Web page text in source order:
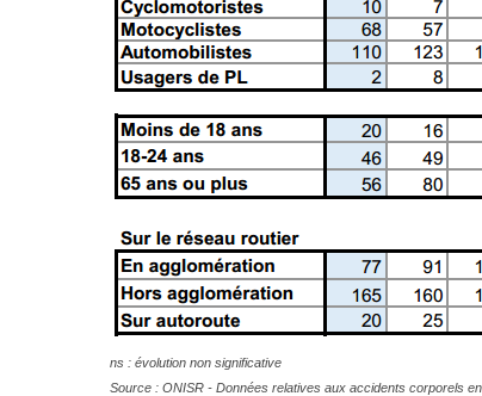
ns : évolution non significative
Source : ONISR - Données relatives aux accidents corporels